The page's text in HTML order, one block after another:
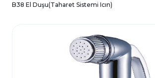
B38 El Duşu(Taharet Sistemi Icın)